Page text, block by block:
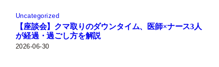
Uncategorized
【座談会】クマ取りのダウンタイム、医師×ナース3人
が経過・過ごし方を解説
2026-06-30